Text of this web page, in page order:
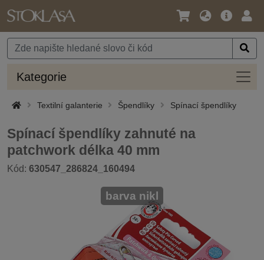
Jazyk
Měna
Hlavní
Kategorie
Textilní galanterie Špendlíky Spínací špendlíky
Spínací špendlíky zahnuté na
patchwork délka 40 mm
Kód: 630547_286824_160494
barva nikl